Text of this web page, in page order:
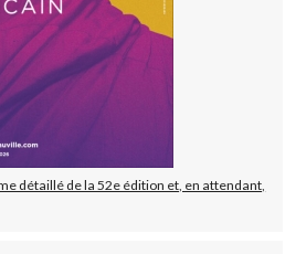
détaillé de la 52e édition et, en attendant,